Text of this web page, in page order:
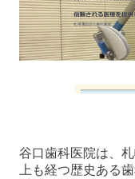
谷口歯科医院は、
上も経つ歴史ある